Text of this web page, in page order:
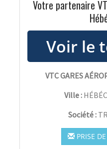
Votre partenaire
VTC GARES
Ville :
Société :
PRISE